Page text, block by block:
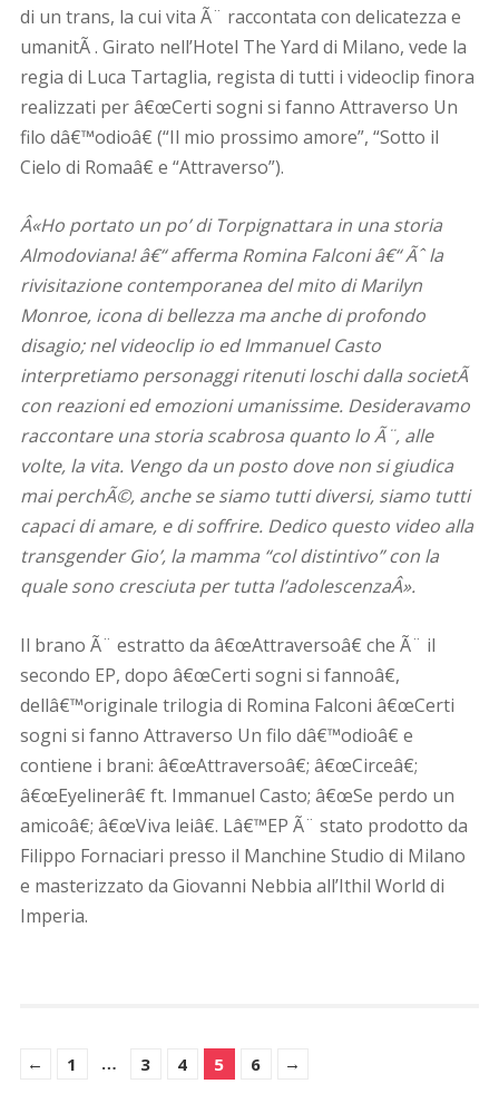
di un trans, la cui vita Ã¨ raccontata con delicatezza e
umanitÃ . Girato nell’Hotel The Yard di Milano, vede la
regia di Luca Tartaglia, regista di tutti i videoclip finora
realizzati per â€œCerti sogni si fanno Attraverso Un
filo dâ€™odioâ€ (“Il mio prossimo amore”, “Sotto il
Cielo di Romaâ€ e “Attraverso”).
Â«Ho portato un po’ di Torpignattara in una storia
Almodoviana! â€“ afferma Romina Falconi â€“ Ãˆ la
rivisitazione contemporanea del mito di Marilyn
Monroe, icona di bellezza ma anche di profondo
disagio; nel videoclip io ed Immanuel Casto
interpretiamo personaggi ritenuti loschi dalla societÃ
con reazioni ed emozioni umanissime. Desideravamo
raccontare una storia scabrosa quanto lo Ã¨, alle
volte, la vita. Vengo da un posto dove non si giudica
mai perchÃ©, anche se siamo tutti diversi, siamo tutti
capaci di amare, e di soffrire. Dedico questo video alla
transgender Gio’, la mamma “col distintivo” con la
quale sono cresciuta per tutta l’adolescenzaÂ».
Il brano Ã¨ estratto da â€œAttraversoâ€ che Ã¨ il
secondo EP, dopo â€œCerti sogni si fannoâ€,
dellâ€™originale trilogia di Romina Falconi â€œCerti
sogni si fanno Attraverso Un filo dâ€™odioâ€ e
contiene i brani: â€œAttraversoâ€; â€œCirceâ€;
â€œEyelinerâ€ ft. Immanuel Casto; â€œSe perdo un
amicoâ€; â€œViva leiâ€. Lâ€™EP Ã¨ stato prodotto da
Filippo Fornaciari presso il Manchine Studio di Milano
e masterizzato da Giovanni Nebbia all’Ithil World di
Imperia.
← 1 … 3 4 5 6 →